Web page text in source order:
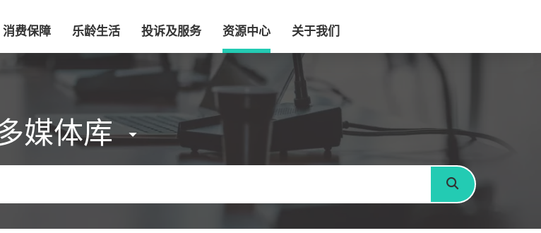
消费保障 乐龄生活 投诉及服务 资源中心 关于我们
媒体库
搜寻